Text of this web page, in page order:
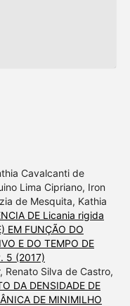
Cavalcanti de
Lima Cipriano, Iron
de Mesquita, Kathia
DE Licania rigida
EM FUNÇÃO DO
E DO TEMPO DE
5 (2017)
Renato Silva de Castro,
DA DENSIDADE DE
DE MINIMILHO